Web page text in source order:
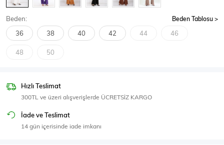
Body Atlet Crop & Büstiyer
SPOR GİYİM
Eşofman Üstü
Beden: Beden Tablosu
36 38 40 42 44 46
48 50
Hızlı Teslimat
300TL ve üzeri alışverişlerde ÜCRETSİZ KARGO
İade ve Teslimat
14 gün içerisinde iade imkanı